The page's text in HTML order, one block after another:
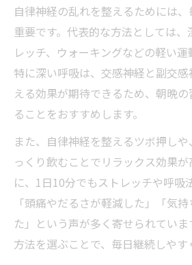
自律神経の乱れを整えるためには
重要です。代表的な方法としては
レッチ、ウォーキングなどの軽い運
特に深い呼吸は、交感神経と副交
える効果が期待できるため、朝晩
ることをおすすめします。
また、自律神経を整えるツボ押し
っくり飲むことでリラックス効果
に、1日10分でもストレッチや呼吸
「頭痛やだるさが軽減した」「気
た」という声が多く寄せられてい
方法を選ぶことで、毎日継続しやす